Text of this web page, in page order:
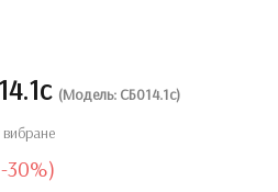
(Модель: СБ014.1с)
30%)